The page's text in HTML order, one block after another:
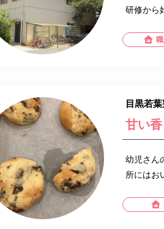
研修から
目黒若
甘い
幼児さん
所にはお